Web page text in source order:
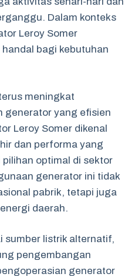
Dalam konteks
Leroy Somer
bagi kebutuhan
meningkat
generator yang efisien
Leroy Somer dikenal
dan performa yang
optimal di sektor
generator ini tidak
pabrik, tetapi juga
daerah.
sumber listrik alternatif,
pengembangan
generator